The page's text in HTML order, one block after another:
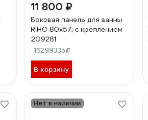
11 800 ₽
Боковая панель для ванны
RIHO 80x57, с креплением
209281
16299335
В корзину
Нет в наличии